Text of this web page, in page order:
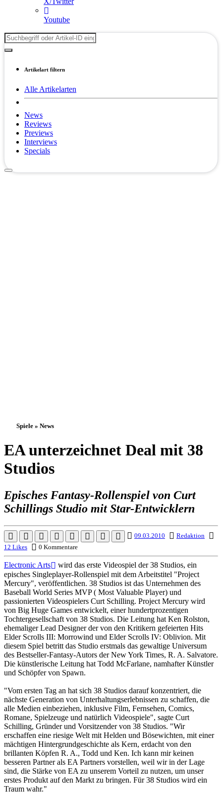
Youtube
Artikelart filtern
Alle Artikelarten
News
Reviews
Previews
Interviews
Specials
Spiele » News
EA unterzeichnet Deal mit 38
Studios
Episches Fantasy-Rollenspiel von Curt
Schillings Studio mit Star-Entwicklern
09.03.2010
Redaktion
12 Likes
0 Kommentare
Electronic Arts
wird das erste Videospiel der 38 Studios, ein
episches Singleplayer-Rollenspiel mit dem Arbeitstitel "Project
Mercury", veröffentlichen. 38 Studios ist das Unternehmen des
Baseball World Series MVP ( Most Valuable Player) und
passionierten Videospielers Curt Schilling. Project Mercury wird
von Big Huge Games entwickelt, einer hundertprozentigen
Tochtergesellschaft von 38 Studios. Die Leitung hat Ken Rolston,
ehemaliger Lead Designer der von den Kritikern gefeierten Hits
Elder Scrolls III: Morrowind und Elder Scrolls IV: Oblivion. Mit
diesem Spiel betritt das Studio erstmals das gewaltige Universum
des Bestseller-Fantasy-Autors der New York Times, R. A. Salvatore.
Die künstlerische Leitung hat Todd McFarlane, namhafter Künstler
und Schöpfer von Spawn.
"Vom ersten Tag an hat sich 38 Studios darauf konzentriert, die
nächste Generation von Unterhaltungserlebnissen zu schaffen, die
alle Medien einbeziehen, inklusive Film, Fernsehen, Comics,
Romane, Spielzeuge und natürlich Videospiele", sagte Curt
Schilling, Gründer und Vorsitzender von 38 Studios. "Wir
erschaffen eine riesige Welt mit Helden und Bösewichten, mit einer
mächtigen Hintergrundgeschichte als Kern, erdacht von den
brillanten Köpfen R. A., Todd und Ken. Ich kann mir keinen
besseren Partner als EA Partners vorstellen, weil wir in der Lage
sind, die Stärke von EA zu unserem Vorteil zu nutzen, um unser
erstes Produkt auf den Markt zu bringen. Für 38 Studios wird ein
Traum wahr."